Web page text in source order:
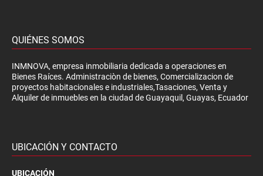
QUIÉNES SOMOS
INMNOVA, empresa inmobiliaria dedicada a operaciones en
Bienes Raíces. Administraciòn de bienes, Comercializacion de
proyectos habitacionales e industriales,Tasaciones, Venta y
Alquiler de inmuebles en la ciudad de Guayaquil, Guayas, Ecuador
UBICACIÓN Y CONTACTO
UBICACIÓN